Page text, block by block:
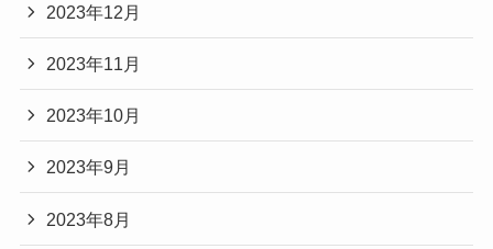
2023年12月
2023年11月
2023年10月
2023年9月
2023年8月